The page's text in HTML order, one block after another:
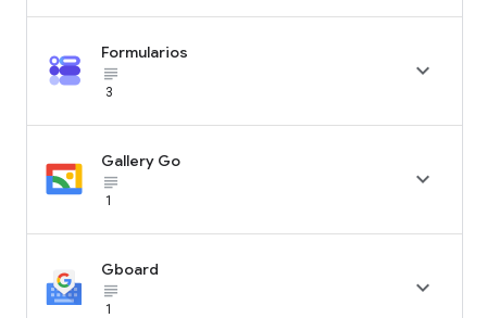
Formularios
subject_black
3

Gallery Go
subject_black
1

Gboard
subject_black
1
